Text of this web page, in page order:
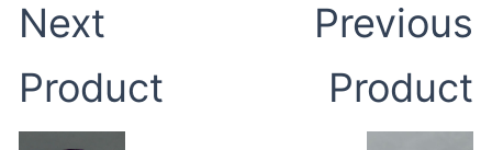
Next
Product
Previous
Product